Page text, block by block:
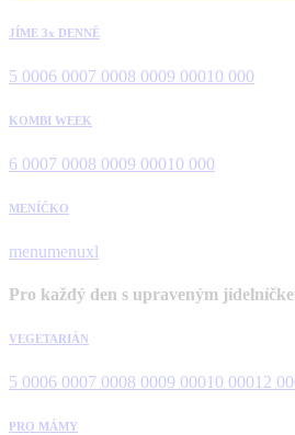
JÍME 3x DENNĚ
5 0006 0007 0008 0009 00010 000
KOMBI WEEK
6 0007 0008 0009 00010 000
MENÍČKO
menumenuxl
Pro každý den s upraveným
VEGETARIÁN
5 0006 0007 0008 0009 00010 00012
PRO MÁMY